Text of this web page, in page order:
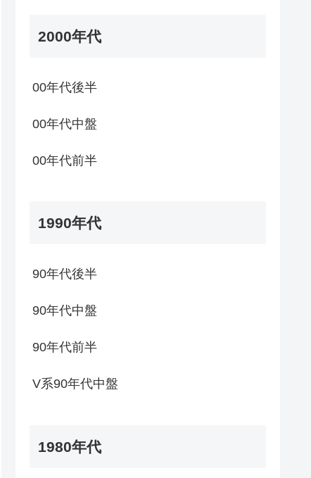
2000年代
00年代後半
00年代中盤
00年代前半
1990年代
90年代後半
90年代中盤
90年代前半
V系90年代中盤
1980年代